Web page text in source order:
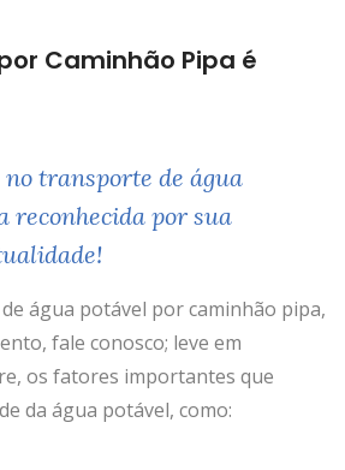
Caminhão Pipa é
no transporte de água
reconhecida por sua
água potável por caminhão pipa,
fale conosco; leve em
os fatores importantes que
da água potável, como: